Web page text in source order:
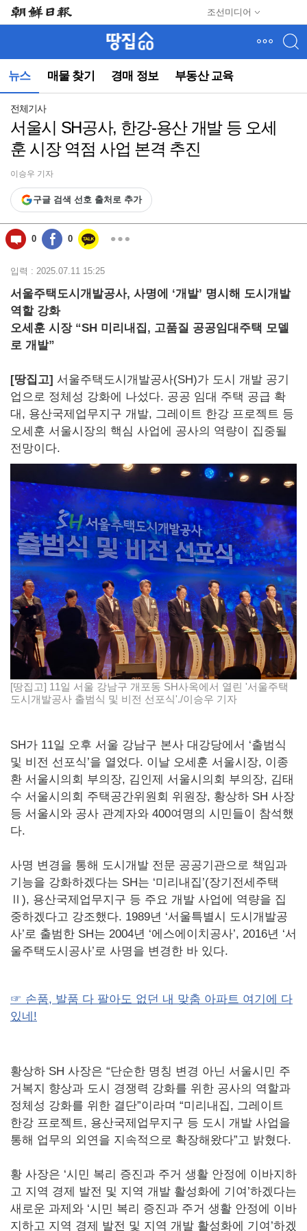
조선미디어
뉴스 매물 찾기 경매 정보 부동산 교육
뉴
(컨
동)
전체기사
서울시 SH공사, 한강-용산 개발 등 오세
훈 시장 역점 사업 본격 추진
이승우 기자
구글 검색 선호 출처로 추가
0 0
입력 : 2025.07.11 15:25
서울주택도시개발공사, 사명에 ‘개발’ 명시해 도시개발
역할 강화
오세훈 시장 “SH 미리내집, 고품질 공공임대주택 모델
로 개발”
[땅집고] 서울주택도시개발공사(SH)가 도시 개발 공기
업으로 정체성 강화에 나섰다. 공공 임대 주택 공급 확
대, 용산국제업무지구 개발, 그레이트 한강 프로젝트 등
오세훈 서울시장의 핵심 사업에 공사의 역량이 집중될
전망이다.
[땅집고] 11일 서울 강남구 개포동 SH사옥에서 열린 '서울주택
도시개발공사 출범식 및 비전 선포식'./이승우 기자
SH가 11일 오후 서울 강남구 본사 대강당에서 ‘출범식
및 비전 선포식’을 열었다. 이날 오세훈 서울시장, 이종
환 서울시의회 부의장, 김인제 서울시의회 부의장, 김태
수 서울시의회 주택공간위원회 위원장, 황상하 SH 사장
등 서울시와 공사 관계자와 400여명의 시민들이 참석했
다.
사명 변경을 통해 도시개발 전문 공공기관으로 책임과
기능을 강화하겠다는 SH는 ‘미리내집’(장기전세주택
Ⅱ), 용산국제업무지구 등 주요 개발 사업에 역량을 집
중하겠다고 강조했다. 1989년 ‘서울특별시 도시개발공
사’로 출범한 SH는 2004년 ‘에스에이치공사’, 2016년 ‘서
울주택도시공사’로 사명을 변경한 바 있다.
☞ 손품, 발품 다 팔아도 없던 내 맞춤 아파트 여기에 다
있네!
황상하 SH 사장은 “단순한 명칭 변경 아닌 서울시민 주
거복지 향상과 도시 경쟁력 강화를 위한 공사의 역할과
정체성 강화를 위한 결단”이라며 “미리내집, 그레이트
한강 프로젝트, 용산국제업무지구 등 도시 개발 사업을
통해 업무의 외연을 지속적으로 확장해왔다”고 밝혔다.
황 사장은 ‘시민 복리 증진과 주거 생활 안정에 이바지하
고 지역 경제 발전 및 지역 개발 활성화에 기여’하겠다는
새로운 과제와 ‘시민 복리 증진과 주거 생활 안정에 이바
지하고 지역 경제 발전 및 지역 개발 활성화에 기여’하겠